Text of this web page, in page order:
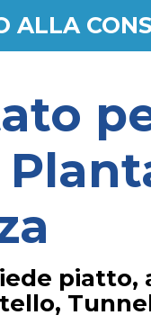
ALLA
piatto,